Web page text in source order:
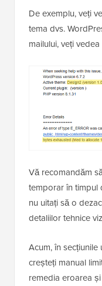
De exemplu, veți
tema dvs.
mailului, veți
Vă recomandăm
temporar în timpul
nu uitați să o
detaliilor tehnice
Acum, în
creșteți manual
remedia eroarea